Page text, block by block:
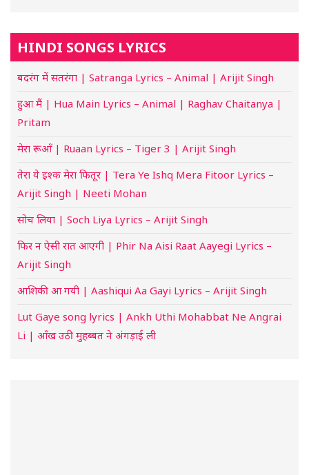
HINDI SONGS LYRICS
बदरंग में सतरंगा | Satranga Lyrics – Animal | Arijit Singh
हुआ मैं | Hua Main Lyrics – Animal | Raghav Chaitanya |
Pritam
मेरा रूआँ | Ruaan Lyrics – Tiger 3 | Arijit Singh
तेरा ये इश्क मेरा फितूर | Tera Ye Ishq Mera Fitoor Lyrics –
Arijit Singh | Neeti Mohan
सोच लिया | Soch Liya Lyrics – Arijit Singh
फिर न ऐसी रात आएगी | Phir Na Aisi Raat Aayegi Lyrics –
Arijit Singh
आशिकी आ गयी | Aashiqui Aa Gayi Lyrics – Arijit Singh
Lut Gaye song lyrics | Ankh Uthi Mohabbat Ne Angrai
Li | आँख उठी मुहब्बत ने अंगड़ाई ली